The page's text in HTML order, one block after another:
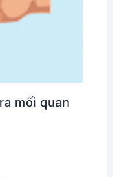
mối quan